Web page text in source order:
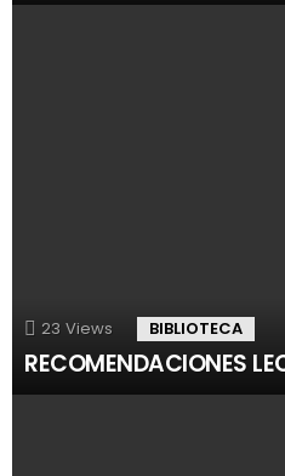
23 Views BIBLIOTECA
RECOMENDACIONES